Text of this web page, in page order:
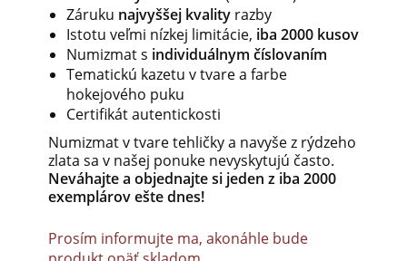
Záruku najvyššej kvality razby
Istotu veľmi nízkej limitácie, iba 2000 kusov
Numizmats individuálnym číslovaním
Tematickú kazetu v tvare a farbe
hokejového puku
Certifikát autentickosti
Numizmatv tvaretehličkya navyše z rýdzeho
zlata sa v našej ponuke nevyskytujú často.
Neváhajtea objednajtesi jeden z iba 2000
exemplároveštednes!
Prosím informujte ma, akonáhle bude